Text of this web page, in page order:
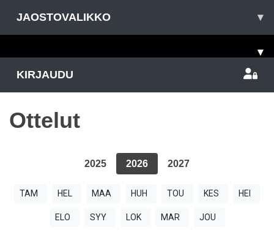
JAOSTOVALIKKO ▾
▾
KIRJAUDU
Ottelut
2025 2026 2027
TAM HEL MAA HUH TOU KES HEI
ELO SYY LOK MAR JOU